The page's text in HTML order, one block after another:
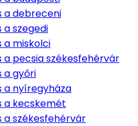
a debreceni
a szegedi
a miskolci
a pecsia székesfehérvár
a győri
a nyíregyháza
a kecskemét
a székesfehérvár